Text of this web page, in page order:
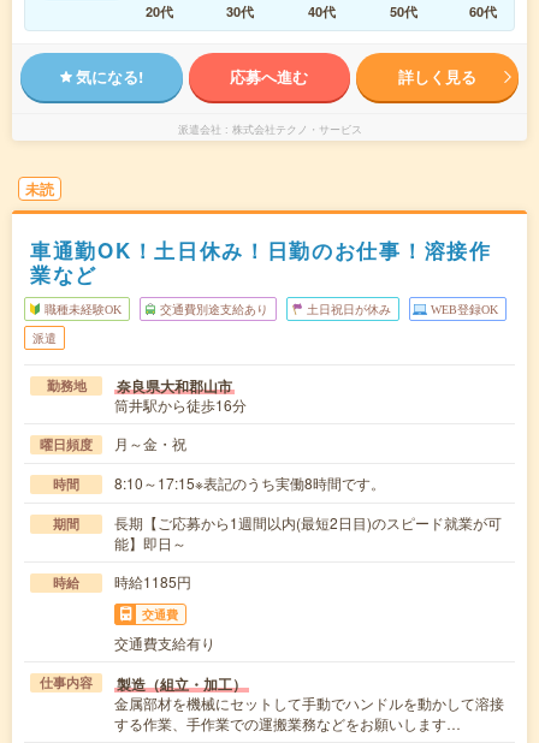
20代
30代 40代 50代 60代
気になる! 応募へ進む 詳しく見る
派遣会社 株式会社テクノ・サービス
未読
車通勤OK！土日休み！日勤のお仕事！溶接作
業など
職種未経験OK 交通費別途支給あり 土日祝日が休み WEB登録OK
派遣
勤務地 奈良県大和郡山市
筒井駅から徒歩16分
曜日頻度 月～金・祝
時間 8:10～17:15※表記のうち実働8時間です。
期間
長期【ご応募から1週間以内(最短2日目)のスピード就業が可
能】即日～
時給 時給1185円
交通費
交通費支給有り
仕事内容 製造（組立・加工）
金属部材を機械にセットして手動でハンドルを動かして溶接
する作業、手作業での運搬業務などをお願いします…